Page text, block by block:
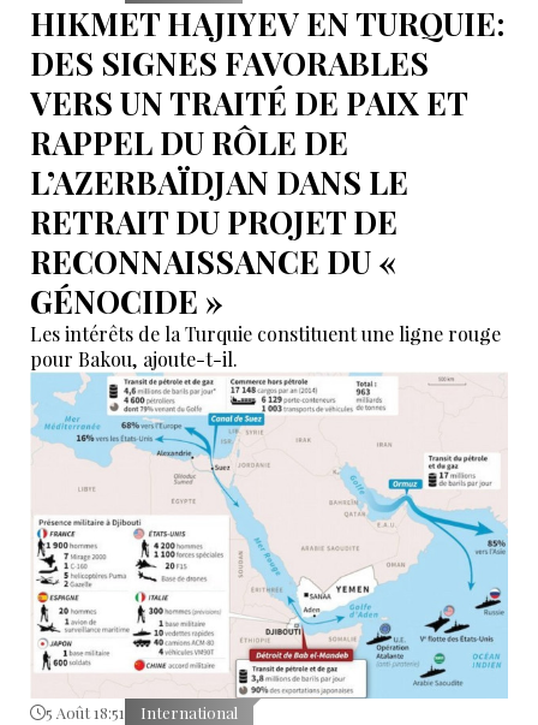
HIKMET HAJIYEV EN TURQUIE:
DES SIGNES FAVORABLES
VERS UN TRAITÉ DE PAIX ET
RAPPEL DU RÔLE DE
L’AZERBAÏDJAN DANS LE
RETRAIT DU PROJET DE
RECONNAISSANCE DU «
GÉNOCIDE »
Les intérêts de la Turquie constituent une ligne rouge
pour Bakou, ajoute-t-il.
5 Août 18:51 International